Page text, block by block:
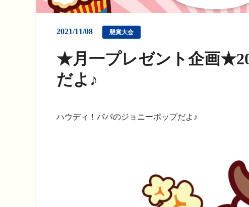
2021/11/08 懸賞大会
★月一プレゼント企画
だよ♪
ハウディ！パパのジョニーポップだよ♪